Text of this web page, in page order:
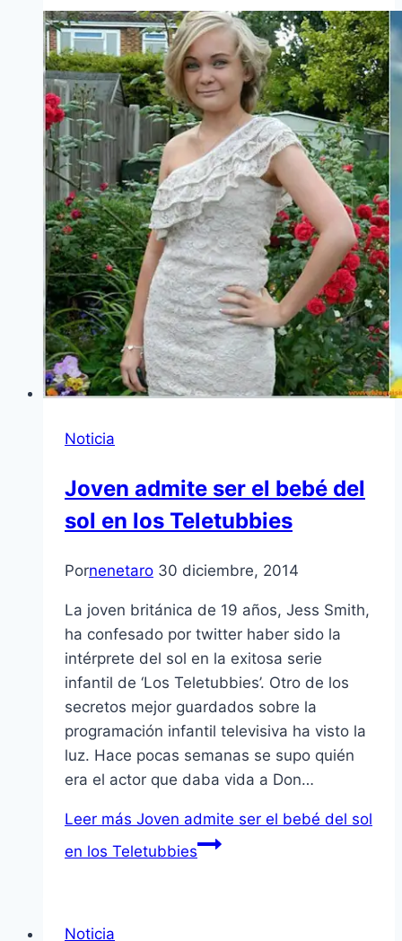
Noticia
Joven admite ser el bebé del
sol en los Teletubbies
Pornenetaro 30 diciembre, 2014
La joven británica de 19 años, Jess Smith,
ha confesado por twitter haber sido la
intérprete del sol en la exitosa serie
infantil de ‘Los Teletubbies’. Otro de los
secretos mejor guardados sobre la
programación infantil televisiva ha visto la
luz. Hace pocas semanas se supo quién
era el actor que daba vida a Don…
Leer más Joven admite ser el bebé del sol
en los Teletubbies
Noticia